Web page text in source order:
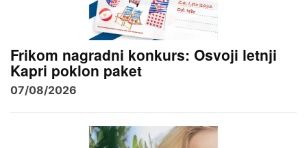
Frikom nagradni konkurs: Osvoji letnji
Kapri poklon paket
07/08/2026